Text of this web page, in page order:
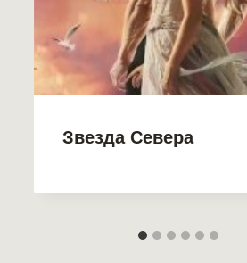
Звезда Севера